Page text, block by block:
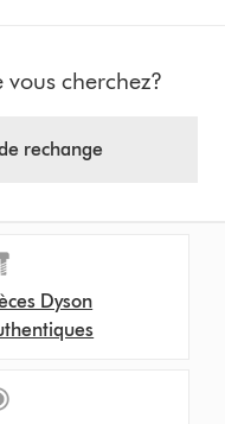
vous cherchez?
rechange
Dyson